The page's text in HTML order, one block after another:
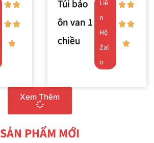
Túi bảo
ôn van 1
chiều
Liê
n
Hệ
Zal
o
Xem Thêm
SẢN PHẨM MỚI